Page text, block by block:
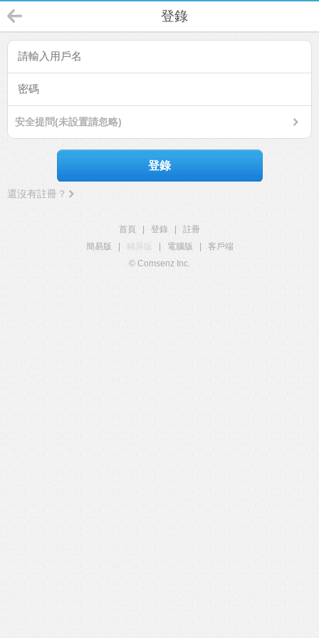
登錄
安全提問(未設置請忽略)
登錄
還沒有註冊？
首頁 登錄
註冊
簡易版
觸屏版 電腦版
客戶端
© Comsenz Inc.